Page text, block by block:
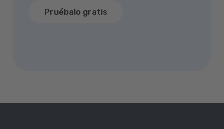
Pruébalo gratis